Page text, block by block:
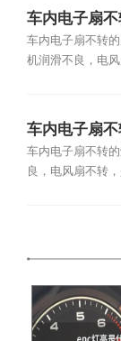
车内电子扇
车内电子扇不转
机润滑不良，电
车内电子扇
车内电子扇不转
良，电风扇不转